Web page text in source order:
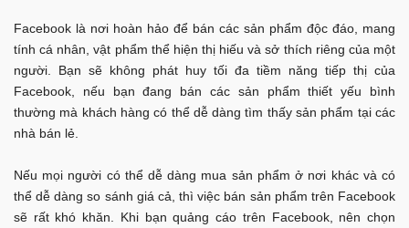
Facebook là nơi hoàn hảo để bán các sản phẩm độc đáo, mang
tính cá nhân, vật phẩm thể hiện thị hiếu và sở thích riêng của một
người. Bạn sẽ không phát huy tối đa tiềm năng tiếp thị của
Facebook, nếu bạn đang bán các sản phẩm thiết yếu bình
thường mà khách hàng có thể dễ dàng tìm thấy sản phẩm tại các
nhà bán lẻ.
Nếu mọi người có thể dễ dàng mua sản phẩm ở nơi khác và có
thể dễ dàng so sánh giá cả, thì việc bán sản phẩm trên Facebook
sẽ rất khó khăn. Khi bạn quảng cáo trên Facebook, nên chọn